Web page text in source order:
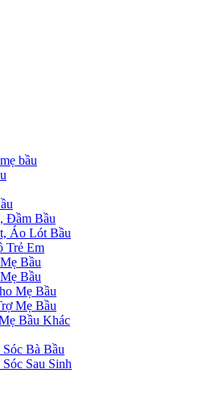
bầu
Đầm Bầu
Áo Lót Bầu
Trẻ Em
Bầu
Bầu
Mẹ Bầu
Mẹ Bầu
Bầu Khác
Bà Bầu
Sau Sinh